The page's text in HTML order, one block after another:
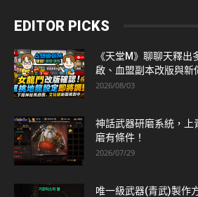
EDITOR PICKS
《天堂M》聊聊天釋
啟、血盟副本改版與新
2026/08/03
神話武器研磨系統，上
磨有條件！
2026/07/29
唯一級武器(青武)製作